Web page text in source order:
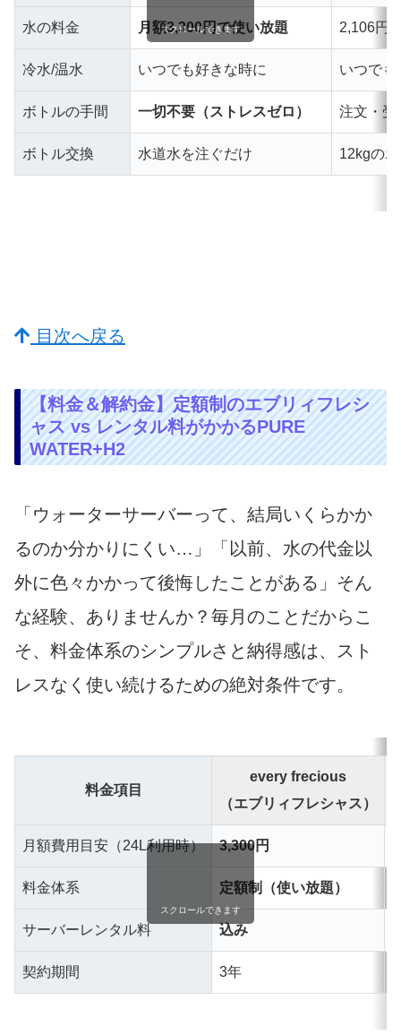
水の料金 月額3,300円で使い放題 2,106円/
冷水/温水 いつでも好きな時に いつでも
ボトルの手間 一切不要（ストレスゼロ） 注文・受
ボトル交換 水道水を注ぐだけ 12kgの
スクロールできます
目次へ戻る
【料金＆解約金】定額制のエブリィフレシ
ャス vs レンタル料がかかるPURE
WATER+H2
「ウォーターサーバーって、結局いくらかか
るのか分かりにくい…」「以前、水の代金以
外に色々かかって後悔したことがある」そん
な経験、ありませんか？毎月のことだからこ
そ、料金体系のシンプルさと納得感は、スト
レスなく使い続けるための絶対条件です。
料金項目
every frecious
（エブリィフレシャス）
月額費用目安（24L利用時） 3,300円
料金体系 定額制（使い放題）
サーバーレンタル料 込み
契約期間 3年
スクロールできます